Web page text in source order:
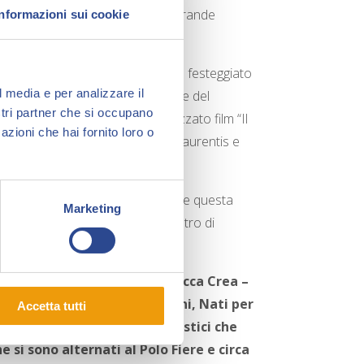
sui cookie
e per analizzare il
partner che si occupano
che hai fornito loro o
Marketing
Accetta tutti
la passione per la lettura del grande
come
che ha festeggiato
una meraviglioso originale del
con Fellini al mai realizzato film “Il
con il produttore Dino De Laurentis e
, presidente ANAFI – anche questa
di settore e dall’altro di
dei progetti speciali di Lucca Crea –
e animati da Artebambini, Nati per
duranti i laboratori scolastici che
si sono alternati al Polo Fiere e circa